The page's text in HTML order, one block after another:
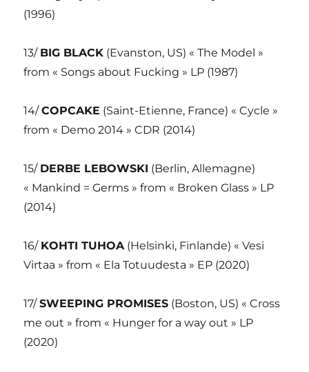
(1996)
13/ BIG BLACK (Evanston, US) « The Model »
from « Songs about Fucking » LP (1987)
14/COPCAKE (Saint-Etienne, France) « Cycle »
from « Demo 2014 » CDR (2014)
15/ DERBE LEBOWSKI (Berlin, Allemagne)
« Mankind = Germs » from « Broken Glass » LP
(2014)
16/ KOHTI TUHOA(Helsinki, Finlande) « Vesi
Virtaa » from « Ela Totuudesta » EP (2020)
17/SWEEPING PROMISES (Boston, US) « Cross
me out » from « Hunger for a way out » LP
(2020)